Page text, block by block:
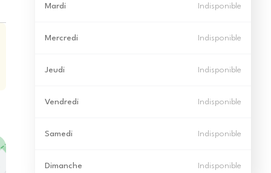
Mardi Indisponible
Mercredi Indisponible
Jeudi Indisponible
Vendredi Indisponible
Samedi Indisponible
Dimanche Indisponible